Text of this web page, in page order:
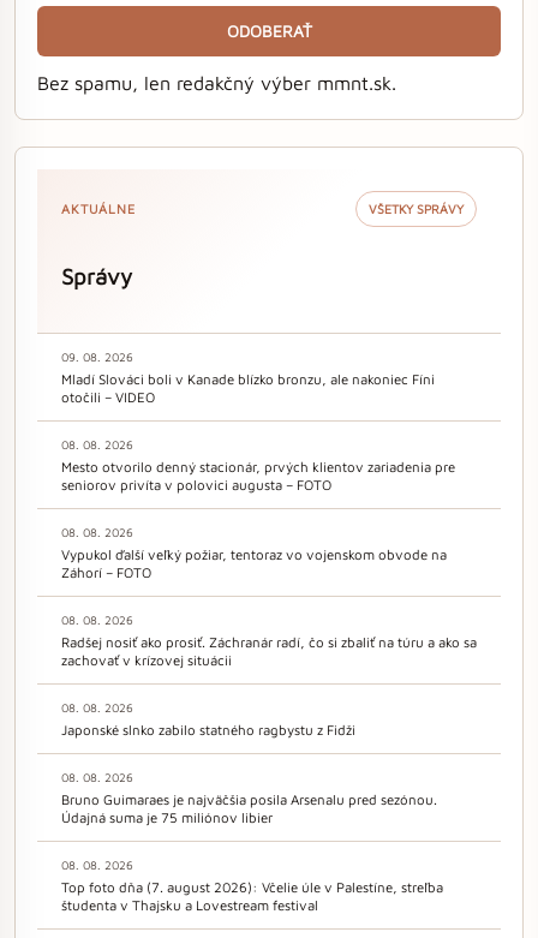
ODOBERAŤ
Bez spamu, len redakčný výber mmnt.sk.
AKTUÁLNE VŠETKY SPRÁVY
Správy
09. 08. 2026
Mladí Slováci boli v Kanade blízko bronzu, ale nakoniec Fíni
otočili – VIDEO
08. 08. 2026
Mesto otvorilo denný stacionár, prvých klientov zariadenia pre
seniorov privíta v polovici augusta – FOTO
08. 08. 2026
Vypukol ďalší veľký požiar, tentoraz vo vojenskom obvode na
Záhorí – FOTO
08. 08. 2026
Radšej nosiť ako prosiť. Záchranár radí, čo si zbaliť na túru a ako sa
zachovať v krízovej situácii
08. 08. 2026
Japonské slnko zabilo statného ragbystu z Fidži
08. 08. 2026
Bruno Guimaraes je najväčšia posila Arsenalu pred sezónou.
Údajná suma je 75 miliónov libier
08. 08. 2026
Top foto dňa (7. august 2026): Včelie úle v Palestíne, streľba
študenta v Thajsku a Lovestream festival